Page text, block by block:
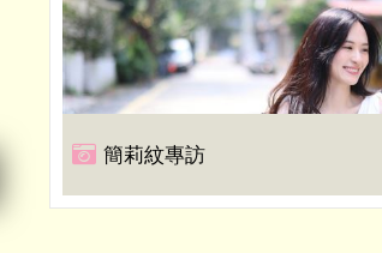
簡莉紋專訪